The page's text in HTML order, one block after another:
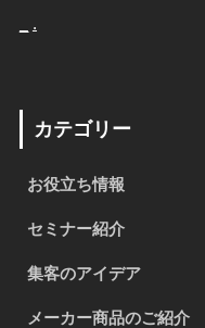
.
カテゴリー
お役立ち情報
セミナー紹介
集客のアイデア
メーカー商品のご紹介